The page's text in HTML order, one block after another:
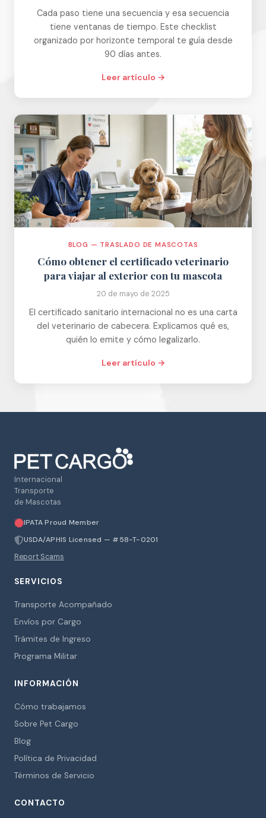
Cada paso tiene una secuencia y esa secuencia
tiene ventanas de tiempo. Este checklist
organizado por horizonte temporal te guía desde
90 días antes.
Leer artículo →
BLOG — TRASLADO DE MASCOTAS
Cómo obtener el certificado veterinario
para viajar al exterior con tu mascota
20 de mayo de 2025
El certificado sanitario internacional no es una carta
del veterinario de cabecera. Explicamos qué es,
quién lo emite y cómo legalizarlo.
Leer artículo →
Internacional
Transporte
de Mascotas
IPATA Proud Member
USDA/APHIS Licensed — #58-T-0201
Report Scams
SERVICIOS
Transporte Acompañado
Envíos por Cargo
Trámites de Ingreso
Programa Militar
INFORMACIÓN
Cómo trabajamos
Sobre Pet Cargo
Blog
Política de Privacidad
Términos de Servicio
CONTACTO